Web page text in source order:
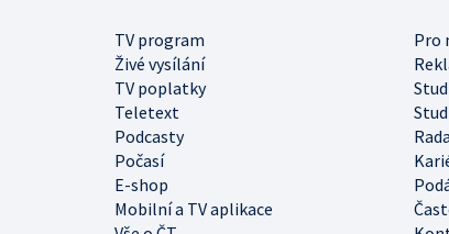
TV program
Pro
Živé vysílání
TV poplatky
Teletext
Podcasty
Počasí
E-shop
Mobilní a TV aplikace